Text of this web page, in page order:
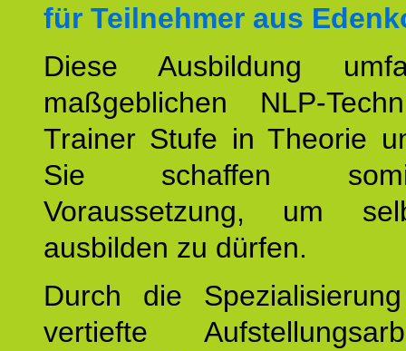
für Teilnehmer aus
Diese Ausbildung
maßgeblichen NLP-
Trainer Stufe in Theorie
Sie schaffen
Voraussetzung, um
ausbilden zu dürfen.
Durch die
vertiefte